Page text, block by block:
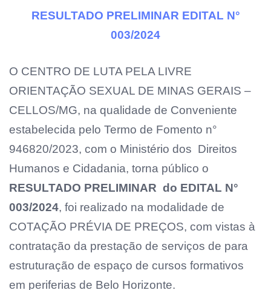
RESULTADO PRELIMINAR EDITAL N°
003/2024
O CENTRO DE LUTA PELA LIVRE
ORIENTAÇÃO SEXUAL DE MINAS GERAIS –
CELLOS/MG, na qualidade de Conveniente
estabelecida pelo Termo de Fomento n°
946820/2023, com o Ministério dos Direitos
Humanos e Cidadania, torna público o
RESULTADO PRELIMINAR do EDITAL N°
003/2024, foi realizado na modalidade de
COTAÇÃO PRÉVIA DE PREÇOS, com vistas à
contratação da prestação de serviços de para
estruturação de espaço de cursos formativos
em periferias de Belo Horizonte.